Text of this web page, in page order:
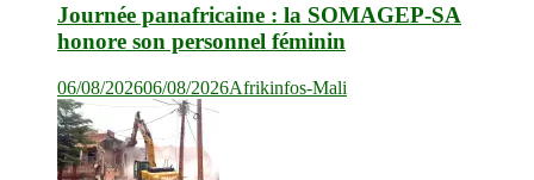
Journée panafricaine : la SOMAGEP-SA
honore son personnel féminin
06/08/202606/08/2026Afrikinfos-Mali